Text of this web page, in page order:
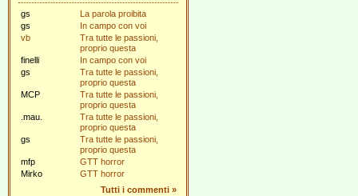
gs
La parola proibita
gs
In campo con voi
vb
Tra tutte le passioni,
proprio questa
finelli
In campo con voi
gs
Tra tutte le passioni,
proprio questa
MCP
Tra tutte le passioni,
proprio questa
.mau.
Tra tutte le passioni,
proprio questa
gs
Tra tutte le passioni,
proprio questa
mfp
GTT horror
Mirko
GTT horror
Tutti i commenti »